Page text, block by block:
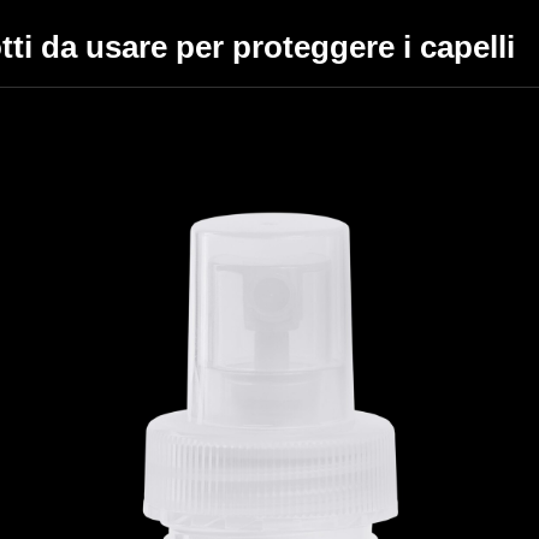
da usare per proteggere i capelli